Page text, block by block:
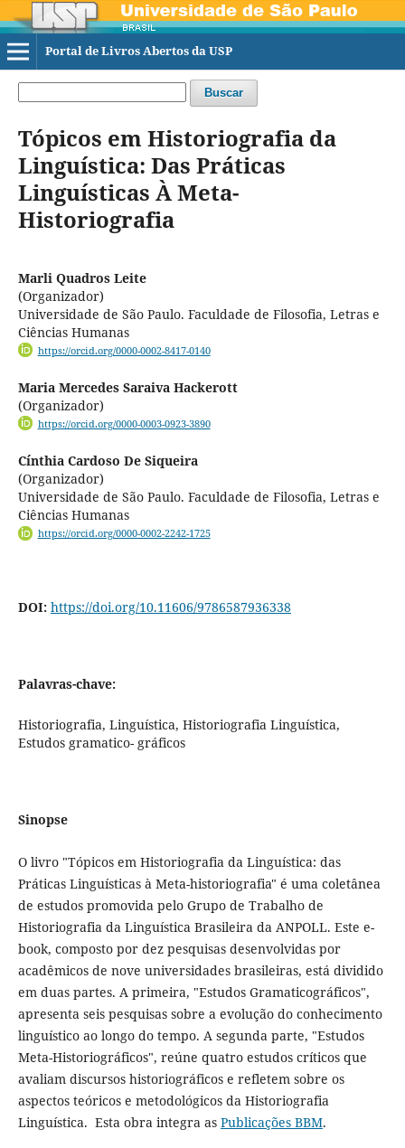
Portal de Livros Abertos da USP
Buscar
Tópicos em Historiografia da
Linguística: Das Práticas
Linguísticas À Meta-
Historiografia
Marli Quadros Leite
(Organizador)
Universidade de São Paulo. Faculdade de Filosofia, Letras e
Ciências Humanas
https://orcid.org/0000-0002-8417-0140
Maria Mercedes Saraiva Hackerott
(Organizador)
https://orcid.org/0000-0003-0923-3890
Cínthia Cardoso De Siqueira
(Organizador)
Universidade de São Paulo. Faculdade de Filosofia, Letras e
Ciências Humanas
https://orcid.org/0000-0002-2242-1725
DOI: https://doi.org/10.11606/9786587936338
Palavras-chave:
Historiografia, Linguística, Historiografia Linguística,
Estudos gramatico- gráficos
Sinopse
O livro "Tópicos em Historiografia da Linguística: das
Práticas Linguísticas à Meta-historiografia" é uma coletânea
de estudos promovida pelo Grupo de Trabalho de
Historiografia da Linguística Brasileira da ANPOLL. Este e-
book, composto por dez pesquisas desenvolvidas por
acadêmicos de nove universidades brasileiras, está dividido
em duas partes. A primeira, "Estudos Gramaticográficos",
apresenta seis pesquisas sobre a evolução do conhecimento
linguístico ao longo do tempo. A segunda parte, "Estudos
Meta-Historiográficos", reúne quatro estudos críticos que
avaliam discursos historiográficos e refletem sobre os
aspectos teóricos e metodológicos da Historiografia
Linguística. Esta obra integra as Publicações BBM.